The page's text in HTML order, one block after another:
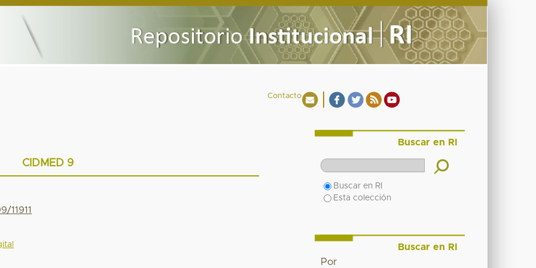
Contacto
CIDMED 9
11911
Buscar en RI
Buscar en RI
Esta colección
Buscar en RI
Por